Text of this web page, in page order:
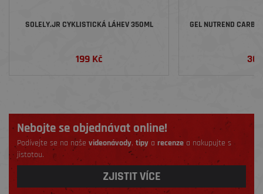
SOLELY.JR CYKLISTICKÁ LÁHEV 350ML
199 Kč
GEL NUTREND
36
Nebojte se objednávat online!
Podívejte se na naše videonávody,tipy a recenzea nakupujte s
jistotou.
ZJISTIT VÍCE